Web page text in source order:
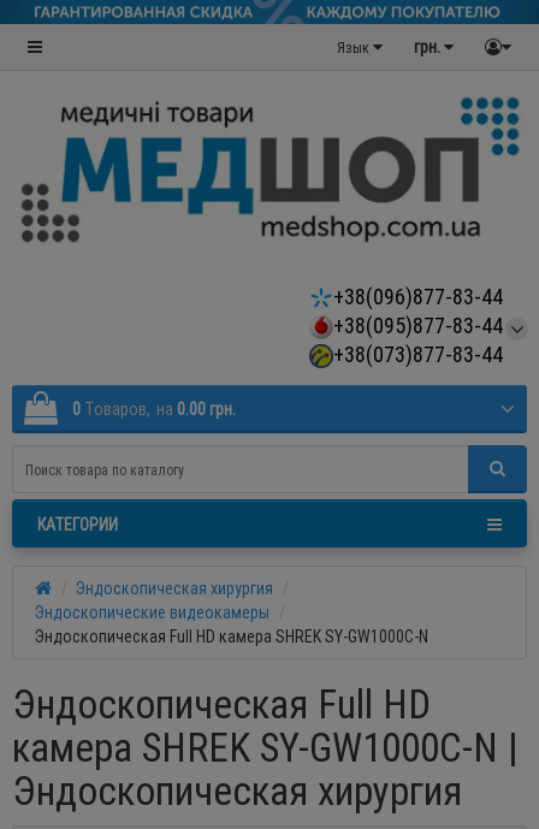
грн.
Язык
+38(096)877-83-44
+38(095)877-83-44
+38(073)877-83-44
0 Tоваров, на 0.00 грн.
КАТЕГОРИИ
Эндоскопическая хирургия
Эндоскопические видеокамеры
Эндоскопическая Full HD камера SHREK SY-GW1000C-N
Эндоскопическая Full HD
камера SHREK SY-GW1000C-N |
Эндоскопическая хирургия